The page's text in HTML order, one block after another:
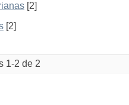
[2]
[2]
1-2 de 2